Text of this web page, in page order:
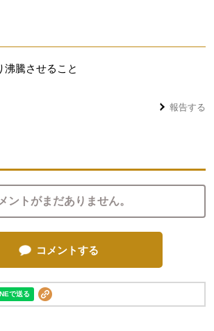
沸騰させること
報告する
ントがまだありません。
コメントする